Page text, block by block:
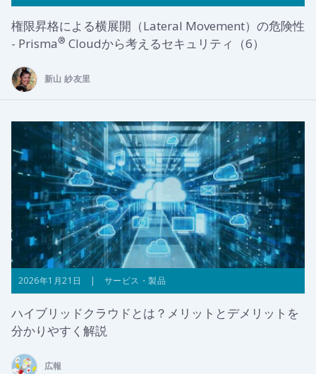
権限昇格による横展開（Lateral Movement）の危険性
- Prisma® Cloudから考えるセキュリティ（6）
新山 紗友里
2026年1月21日 | サービス・製品
ハイブリッドクラウドとは？メリットとデメリットを
分かりやすく解説
広報